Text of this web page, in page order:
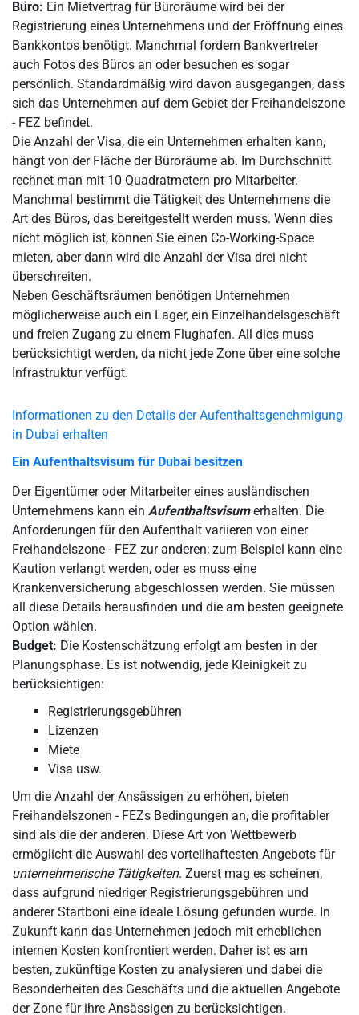
Büro: Ein Mietvertrag für Büroräume wird bei der
Registrierung eines Unternehmens und der Eröffnung eines
Bankkontos benötigt. Manchmal fordern Bankvertreter
auch Fotos des Büros an oder besuchen es sogar
persönlich. Standardmäßig wird davon ausgegangen, dass
sich das Unternehmen auf dem Gebiet der Freihandelszone
- FEZ befindet.
Die Anzahl der Visa, die ein Unternehmen erhalten kann,
hängt von der Fläche der Büroräume ab. Im Durchschnitt
rechnet man mit 10 Quadratmetern pro Mitarbeiter.
Manchmal bestimmt die Tätigkeit des Unternehmens die
Art des Büros, das bereitgestellt werden muss. Wenn dies
nicht möglich ist, können Sie einen Co-Working-Space
mieten, aber dann wird die Anzahl der Visa drei nicht
überschreiten.
Neben Geschäftsräumen benötigen Unternehmen
möglicherweise auch ein Lager, ein Einzelhandelsgeschäft
und freien Zugang zu einem Flughafen. All dies muss
berücksichtigt werden, da nicht jede Zone über eine solche
Infrastruktur verfügt.
Informationen zu den Details der Aufenthaltsgenehmigung
in Dubai erhalten
Ein Aufenthaltsvisum für Dubai besitzen
Der Eigentümer oder Mitarbeiter eines ausländischen
Unternehmens kann ein Aufenthaltsvisumerhalten. Die
Anforderungen für den Aufenthalt variieren von einer
Freihandelszone - FEZ zur anderen; zum Beispiel kann eine
Kaution verlangt werden, oder es muss eine
Krankenversicherung abgeschlossen werden. Sie müssen
all diese Details herausfinden und die am besten geeignete
Option wählen.
Budget: Die Kostenschätzung erfolgt am besten in der
Planungsphase. Es ist notwendig, jede Kleinigkeit zu
berücksichtigen:
Registrierungsgebühren
Lizenzen
Miete
Visa usw.
Um die Anzahl der Ansässigen zu erhöhen, bieten
Freihandelszonen - FEZs Bedingungen an, die profitabler
sind als die der anderen. Diese Art von Wettbewerb
ermöglicht die Auswahl des vorteilhaftesten Angebots für
unternehmerische Tätigkeiten. Zuerst mag es scheinen,
dass aufgrund niedriger Registrierungsgebühren und
anderer Startboni eine ideale Lösung gefunden wurde. In
Zukunft kann das Unternehmen jedoch mit erheblichen
internen Kosten konfrontiert werden. Daher ist es am
besten, zukünftige Kosten zu analysieren und dabei die
Besonderheiten des Geschäfts und die aktuellen Angebote
der Zone für ihre Ansässigen zu berücksichtigen.